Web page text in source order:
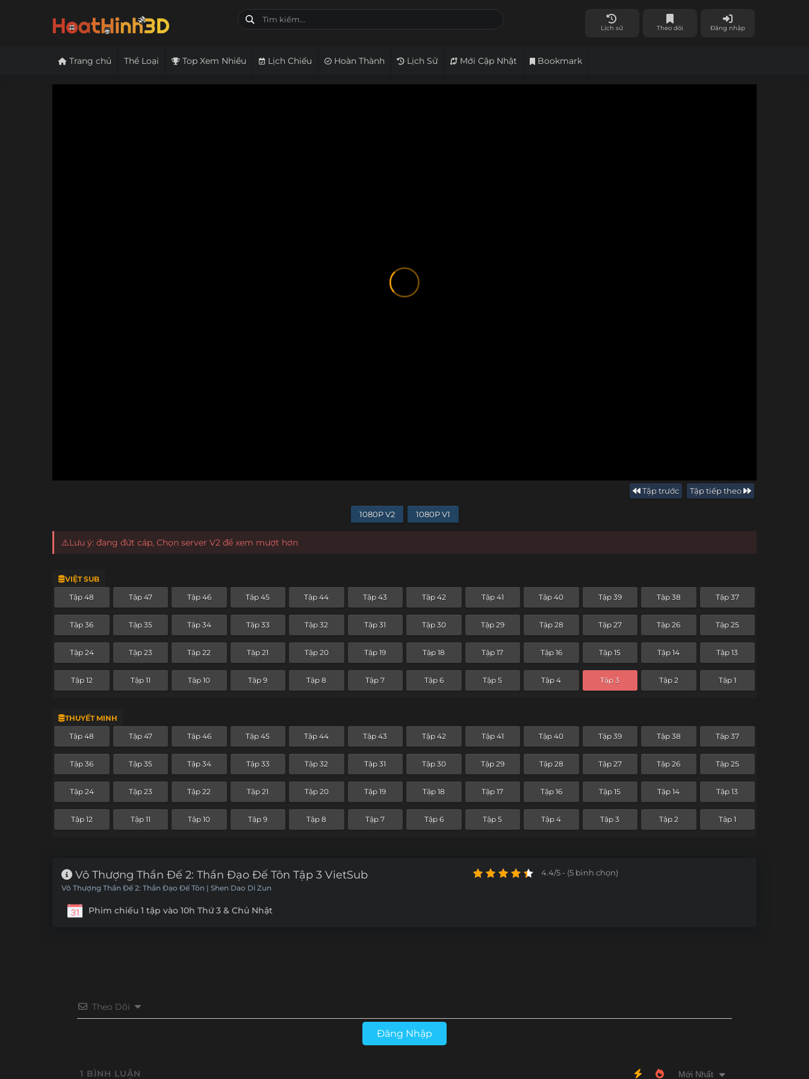
Lịch sử Theo dõi Đăng nhập
Trang chủ Thể Loại Top Xem Nhiều Lịch Chiếu Hoàn Thành Lịch Sử Mới Cập Nhật Bookmark
Tập trước Tập tiếp theo
1080P V2 1080P V1
⚠️Lưu ý: đang đứt cáp, Chọn server V2 để xem mượt hơn
VIỆT SUB
Tập 48 Tập 47 Tập 46 Tập 45 Tập 44 Tập 43 Tập 42 Tập 41 Tập 40 Tập 39 Tập 38 Tập 37
Tập 36 Tập 35 Tập 34 Tập 33 Tập 32 Tập 31 Tập 30 Tập 29 Tập 28 Tập 27 Tập 26 Tập 25
Tập 24 Tập 23 Tập 22 Tập 21 Tập 20 Tập 19 Tập 18 Tập 17 Tập 16 Tập 15 Tập 14 Tập 13
Tập 12 Tập 11 Tập 10 Tập 9 Tập 8 Tập 7 Tập 6 Tập 5 Tập 4 Tập 3 Tập 2 Tập 1
THUYẾT MINH
Tập 48 Tập 47 Tập 46 Tập 45 Tập 44 Tập 43 Tập 42 Tập 41 Tập 40 Tập 39 Tập 38 Tập 37
Tập 36 Tập 35 Tập 34 Tập 33 Tập 32 Tập 31 Tập 30 Tập 29 Tập 28 Tập 27 Tập 26 Tập 25
Tập 24 Tập 23 Tập 22 Tập 21 Tập 20 Tập 19 Tập 18 Tập 17 Tập 16 Tập 15 Tập 14 Tập 13
Tập 12 Tập 11 Tập 10 Tập 9 Tập 8 Tập 7 Tập 6 Tập 5 Tập 4 Tập 3 Tập 2 Tập 1
Vô Thượng Thần Đế 2: Thần Đạo Đế Tôn Tập 3 VietSub
Vô Thượng Thần Đế 2: Thần Đạo Đế Tôn | Shen Dao Di Zun
Phim chiếu 1 tập vào 10h Thứ 3 & Chủ Nhật
4.4/5 - (5 bình chọn)
Theo Dõi
Đăng Nhập
1 BÌNH LUẬN Mới Nhất